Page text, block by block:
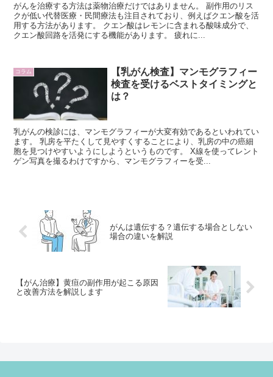
がんを治療する方法は薬物治療だけではありません。 副作用のリス
クが低い代替医療・民間療法も注目されており、例えばクエン酸を活
用する方法があります。 クエン酸はレモンに含まれる酸味成分で、
クエン酸回路を活発にする機能があります。 疲れに...
コラム
【乳がん検査】マンモグラフィー
検査を受けるベストタイミングと
は？
乳がんの検診には、マンモグラフィーが大変有効であるといわれてい
ます。 乳房を平たくして見やすくすることにより、乳房の中の癌細
胞を見つけやすいようにしようというものです。 X線を使ってレント
ゲン写真を撮るわけですから、マンモグラフィーを受...
がんは遺伝する？遺伝する場合としない
場合の違いを解説
【がん治療】黄疸の副作用が起こる原因
と改善方法を解説します